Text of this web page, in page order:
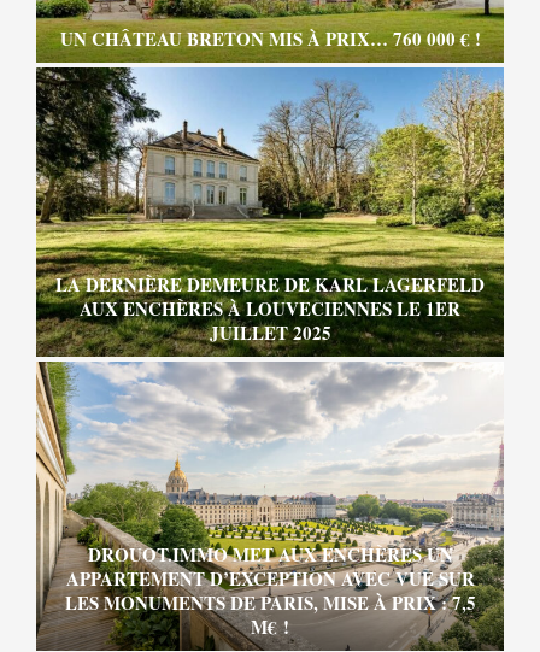
UN CHÂTEAU BRETON MIS À PRIX… 760 000 € !
LA DERNIÈRE DEMEURE DE KARL LAGERFELD
AUX ENCHÈRES À LOUVECIENNES LE 1ER
JUILLET 2025
DROUOT.IMMO MET AUX ENCHÈRES UN
APPARTEMENT D’EXCEPTION AVEC VUE SUR
LES MONUMENTS DE PARIS, MISE À PRIX : 7,5
M€ !